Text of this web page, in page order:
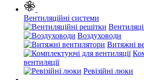
Вентиляційні системи
Воздуховоди
Витяжні
вентиляції
Ревізійні люки